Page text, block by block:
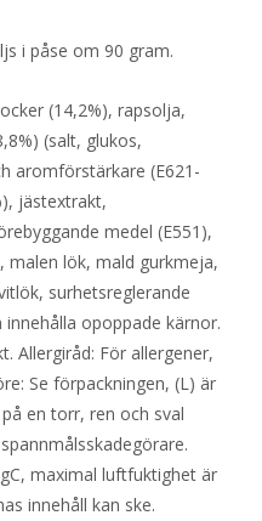
i påse om 90 gram.
(14,2%), rapsolja,
(salt, glukos,
aromförstärkare (E621-
jästextrakt,
medel (E551),
malen lök, mald gurkmeja,
surhetsreglerande
innehålla opoppade kärnor.
Allergiråd: För allergener,
Se förpackningen, (L) är
en torr, ren och sval
maximal luftfuktighet är
innehåll kan ske.